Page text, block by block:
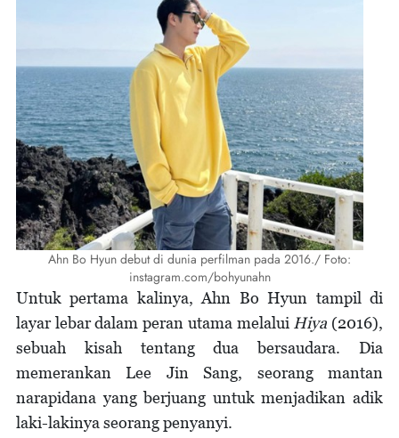
Ahn Bo Hyun debut di dunia perfilman pada 2016./ Foto:
instagram.com/bohyunahn
Untuk pertama kalinya, Ahn Bo Hyun tampil di
layar lebar dalam peran utama melalui Hiya (2016),
sebuah kisah tentang dua bersaudara. Dia
memerankan Lee Jin Sang, seorang mantan
narapidana yang berjuang untuk menjadikan adik
laki-lakinya seorang penyanyi.